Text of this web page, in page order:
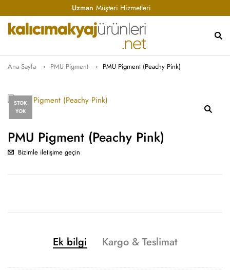
Uzman Müşteri Hizmetleri
Ana Sayfa PMU Pigment PMU Pigment (Peachy Pink)
STOK
YOK
PMU Pigment (Peachy Pink)
Bizimle iletişime geçin
Ek bilgi Kargo & Teslimat